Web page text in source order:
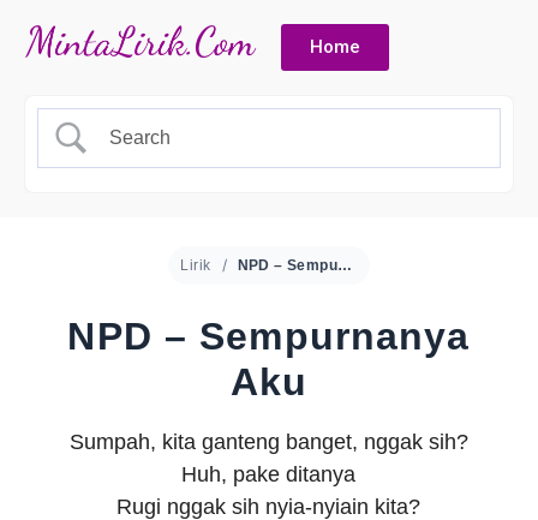
Home
Lirik NPD – Sempurnanya Aku
NPD – Sempurnanya
Aku
Sumpah, kita ganteng banget, nggak sih?
Huh, pake ditanya
Rugi nggak sih nyia-nyiain kita?